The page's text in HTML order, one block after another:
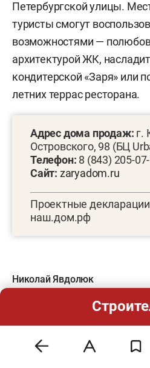
Петербургской улицы.
туристы смогут
возможностями —
архитектурой ЖК,
кондитерской «Заря» или
летних террас ресторана.
Адрес дома продаж: г.
Островского, 98 (БЦ
Телефон: 8 (843) 205-
Сайт: zaryadom.ru
Проектные декларации
наш.дом.рф
Николай Явдолюк
Фото предоставлено пресс-службой СЗ